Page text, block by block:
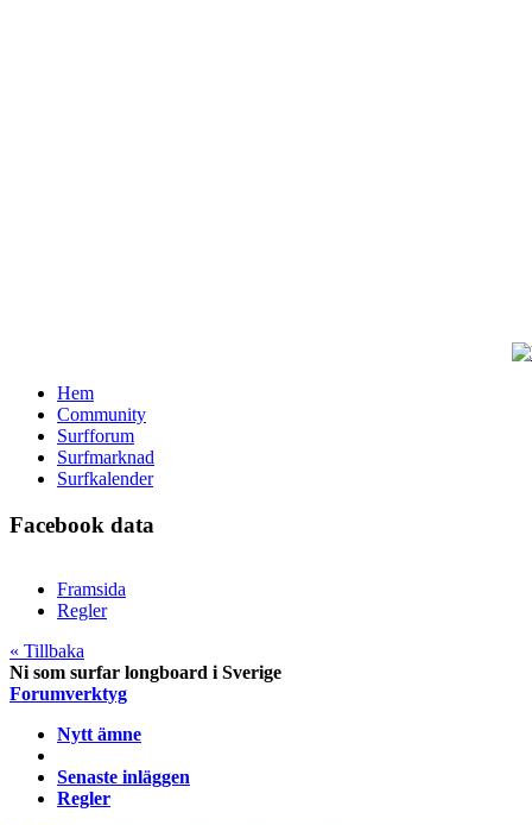
Hem
Community
Surfforum
Surfmarknad
Surfkalender
Facebook data
Framsida
Regler
« Tillbaka
Ni som surfar longboard i Sverige
Forumverktyg
Nytt ämne
Senaste inläggen
Regler